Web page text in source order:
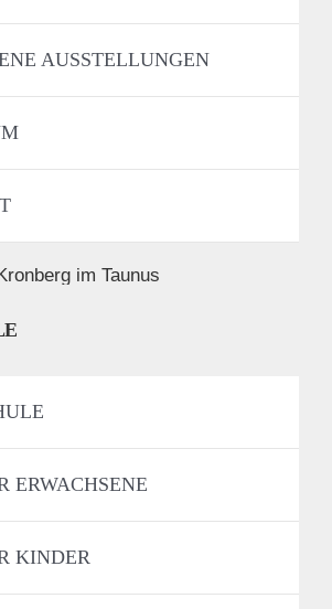
AUSSTELLUNGEN
ERWACHSENE
KINDER